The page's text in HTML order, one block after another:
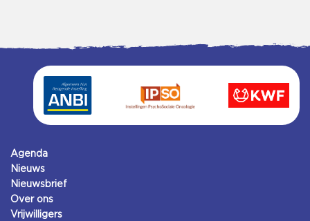
Agenda
Nieuws
Nieuwsbrief
Over ons
Vrijwilligers